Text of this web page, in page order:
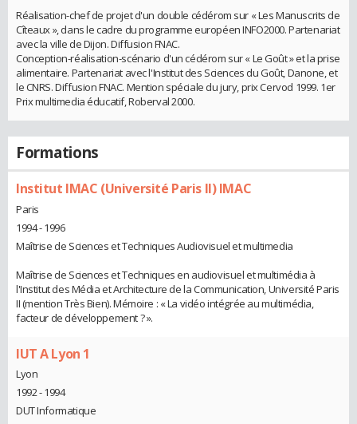
Réalisation-chef de projet d'un double cédérom sur « Les Manuscrits de
Cîteaux », dans le cadre du programme européen INFO2000. Partenariat
avec la ville de Dijon. Diffusion FNAC.
Conception-réalisation-scénario d'un cédérom sur « Le Goût » et la prise
alimentaire. Partenariat avec l'Institut des Sciences du Goût, Danone, et
le CNRS. Diffusion FNAC. Mention spéciale du jury, prix Cervod 1999. 1er
Prix multimedia éducatif, Roberval 2000.
Formations
Institut IMAC (Université Paris II) IMAC
Paris
1994 - 1996
Maîtrise de Sciences et Techniques Audiovisuel et multimedia
Maîtrise de Sciences et Techniques en audiovisuel et multimédia à
l'Institut des Média et Architecture de la Communication, Université Paris
II (mention Très Bien). Mémoire : « La vidéo intégrée au multimédia,
facteur de développement ? ».
IUT A Lyon 1
Lyon
1992 - 1994
DUT Informatique